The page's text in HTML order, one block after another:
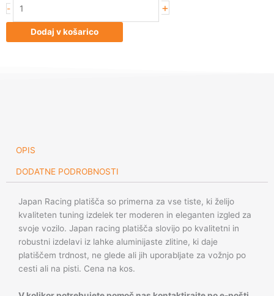
-
Racing
19x9,5
+
Dodaj v košarico
OPIS
DODATNE PODROBNOSTI
Japan Racing platišča so primerna za vse tiste, ki želijo
kvaliteten tuning izdelek ter moderen in eleganten izgled za
svoje vozilo. Japan racing platišča slovijo po kvalitetni in
robustni izdelavi iz lahke aluminijaste zlitine, ki daje
platiščem trdnost, ne glede ali jih uporabljate za vožnjo po
cesti ali na pisti. Cena na kos.